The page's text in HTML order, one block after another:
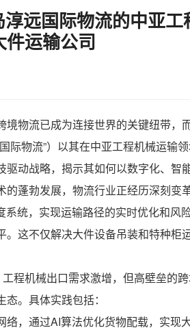
远国际物流的中亚
件运输公司
物流已成为连接世界的关键纽带，
际物流”）以其在中亚工程机械运输
动战略，揭示其如何以数字化、智
的蓬勃发展，物流行业正经历深刻
统，实现运输路径的实时优化和
这不仅解决大件设备吊装和特种
工程机械出口需求激增，但高壁垒
。具体实践包括：
，通过AI算法优化货物配载，实